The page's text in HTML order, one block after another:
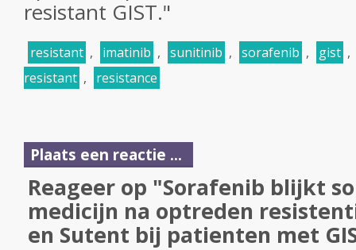
resistant GIST."
resistant , imatinib , sunitinib , sorafenib , gist ,
resistant , resistance
Plaats een reactie ...
Reageer op "Sorafenib blijkt
medicijn na optreden
en Sutent bij patienten met